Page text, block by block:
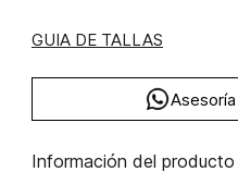
GUIA DE TALLAS
Información del producto